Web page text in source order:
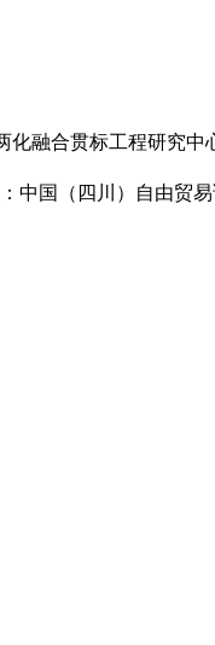
化融合贯标工程研究中
中国（四川）自由贸